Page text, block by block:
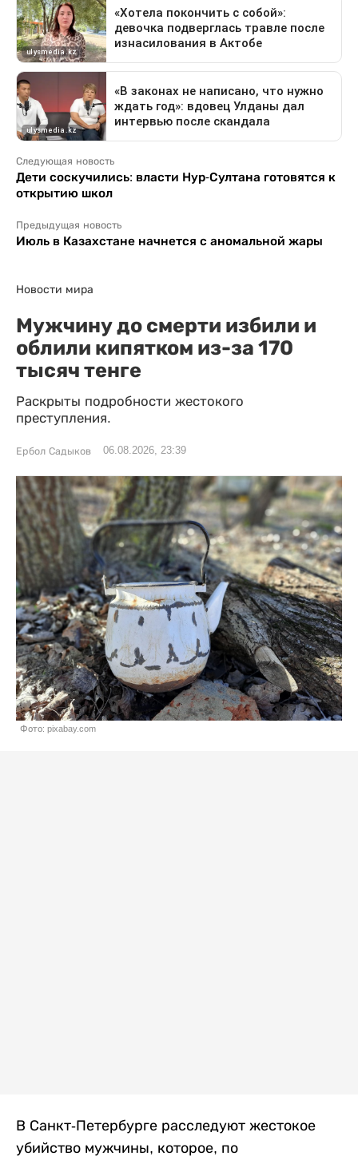
Следующая новость
Дети соскучились: власти Нур-Султана готовятся к
открытию школ
Предыдущая новость
Июль в Казахстане начнется с аномальной жары
Новости мира
Мужчину до смерти избили и
облили кипятком из-за 170
тысяч тенге
Раскрыты подробности жестокого
преступления.
Ербол Садыков 06.08.2026, 23:39
Фото: pixabay.com
В Санкт-Петербурге расследуют жестокое
убийство мужчины, которое, по